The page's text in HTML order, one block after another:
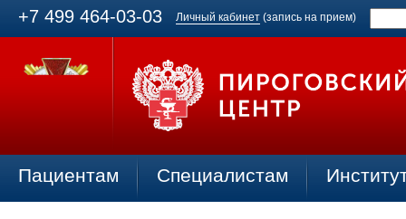
+7 499 464-03-03 Личный кабинет (запись на прием)
Пациентам Специалистам